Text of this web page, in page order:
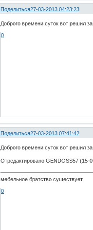
Поделиться27-03-2013 04:23:23
Доброго времени суток вот решил
0
Поделиться27-03-2013 07:41:42
Доброго времени суток вот решил
Отредактировано GENDOSS57 (15-
мебельное братство существует
0